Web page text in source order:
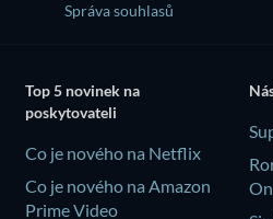
Správa souhlasů
Top 5 novinek na
poskytovateli
Co je nového na Netflix
Co je nového na Amazon
Prime Video
On